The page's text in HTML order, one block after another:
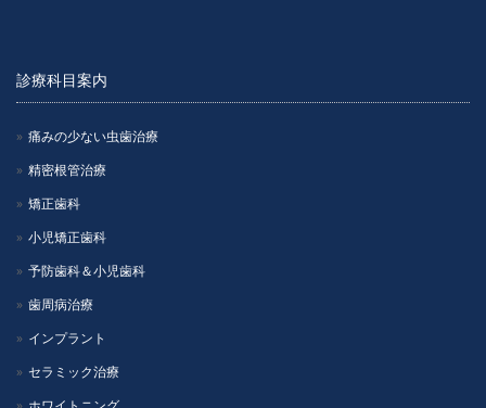
診療科目案内
痛みの少ない虫歯治療
精密根管治療
矯正歯科
小児矯正歯科
予防歯科＆小児歯科
歯周病治療
インプラント
セラミック治療